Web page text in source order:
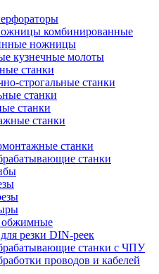
комбинированные
ножницы
кузнечные молоты
станки
строгальные станки
станки
станки
станки
станки
станки
резки DIN-реек
станки с ЧПУ
проводов и кабелей